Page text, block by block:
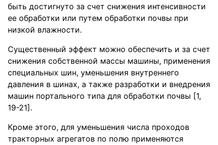
быть достигнуто за счет снижения интенсивности
ее обработки или путем обработки почвы при
низкой влажности.
Существенный эффект можно обеспечить и за счет
снижения собственной массы машины, применения
специальных шин, уменьшения внутреннего
давления в шинах, а также разработки и внедрения
машин портального типа для обработки почвы [1,
19-21].
Кроме этого, для уменьшения числа проходов
тракторных агрегатов по полю применяются